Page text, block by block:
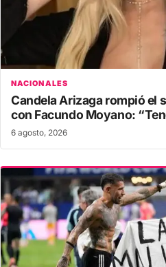
NACIONALES
Candela Arizaga rompió el
con Facundo Moyano:
6 agosto, 2026